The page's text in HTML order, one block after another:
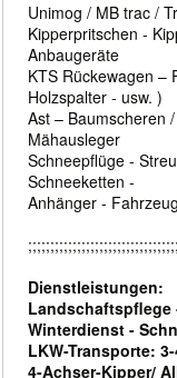
Unimog / MB trac /
Kipperpritschen -
Anbaugeräte
KTS Rückewagen –
Holzspalter - usw. )
Ast – Baumscheren
Mähausleger
Schneepflüge -
Schneeketten -
Anhänger -
Dienstleistungen:
Landschaftspflege
Winterdienst -
LKW-Transporte:
4-Achser-Kipper/